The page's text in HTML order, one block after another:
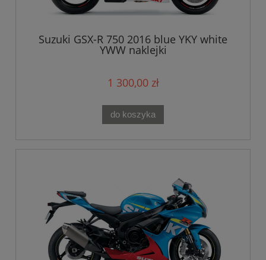
Suzuki GSX-R 750 2016 blue YKY white
YWW naklejki
1 300,00 zł
do koszyka